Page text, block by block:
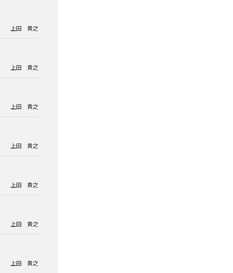
上田 貴之
上田 貴之
上田 貴之
上田 貴之
上田 貴之
上田 貴之
上田 貴之